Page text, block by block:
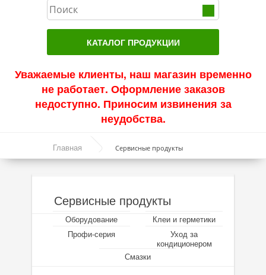
КАТАЛОГ ПРОДУКЦИИ
Актуальные продукты
Акции
Синтетические масла
Минеральные масла
Масло с молибденом
Уважаемые клиенты, наш магазин временно
не работает. Оформление заказов
недоступно. Приносим извинения за
неудобства.
Главная Сервисные продукты
Сервисные продукты
Оборудование
Клеи и герметики
Профи-серия
Уход за
кондиционером
Смазки